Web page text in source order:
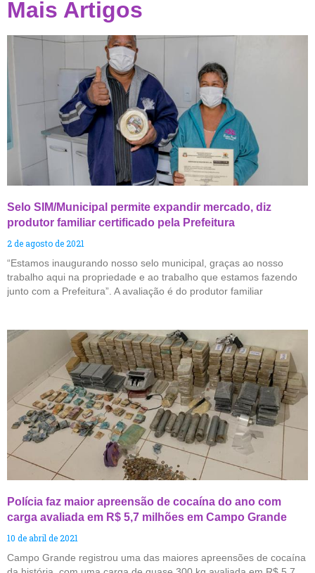
Mais Artigos
Selo SIM/Municipal permite expandir mercado, diz
produtor familiar certificado pela Prefeitura
2 de agosto de 2021
“Estamos inaugurando nosso selo municipal, graças ao nosso
trabalho aqui na propriedade e ao trabalho que estamos fazendo
junto com a Prefeitura”. A avaliação é do produtor familiar
Polícia faz maior apreensão de cocaína do ano com
carga avaliada em R$ 5,7 milhões em Campo Grande
10 de abril de 2021
Campo Grande registrou uma das maiores apreensões de cocaína